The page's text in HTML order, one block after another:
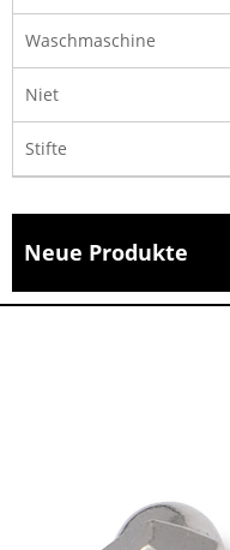
Waschmaschine
Niet
Stifte
Neue Produkte